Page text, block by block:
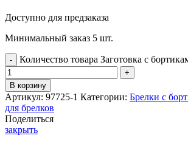
Доступно для предзаказа
Минимальный заказ 5 шт.
Количество товара Заготовка с
В корзину
Артикул: 97725-1 Категории: Брелки с
для брелков
Поделиться
закрыть